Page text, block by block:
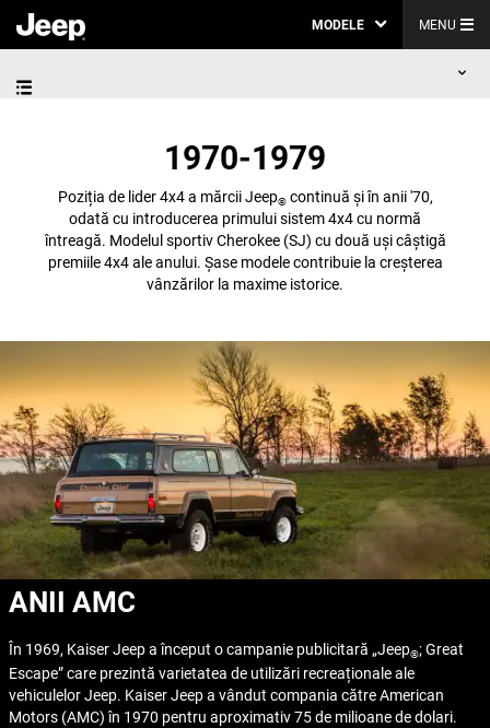
MODELE MENU
1970-1979
Poziția de lider 4x4 a mărcii Jeep®continuă și în anii '70,
odată cu introducerea primului sistem 4x4 cu normă
întreagă. Modelul sportiv Cherokee (SJ) cu două uși câștigă
premiile 4x4 ale anului. Șase modele contribuie la creșterea
vânzărilor la maxime istorice.
ANII AMC
În 1969, Kaiser Jeep a început o campanie publicitară „Jeep®; Great
Escape” care prezintă varietatea de utilizări recreaționale ale
vehiculelor Jeep. Kaiser Jeep a vândut compania către American
Motors (AMC) în 1970 pentru aproximativ 75 de milioane de dolari.